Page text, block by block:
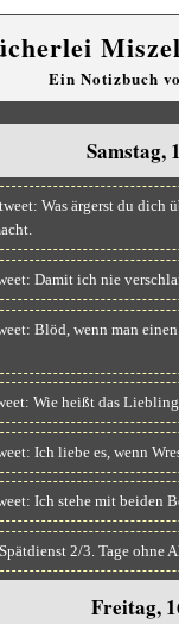
Ein Notizbuch
Samstag,
Was ärgerst du dich
Damit ich nie
Blöd, wenn man
Wie heißt das
Ich liebe es, wenn
Ich stehe mit beiden
2/3. Tage ohne
Freitag,